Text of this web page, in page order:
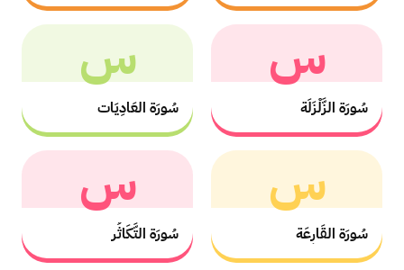
س
سُورَة الزَّلْزَلَة
س
سُورَة العَادِيَات
س
سُورَة القَارِعَة
س
سُورَة التَّكَاثُر